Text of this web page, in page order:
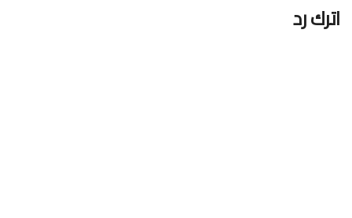
اترك رد